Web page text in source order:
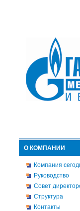
О КОМПАНИИ
Компания
Руководство
Совет
Структура
Контакты